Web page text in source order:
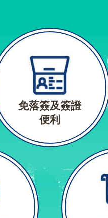
免落簽及簽證
便利